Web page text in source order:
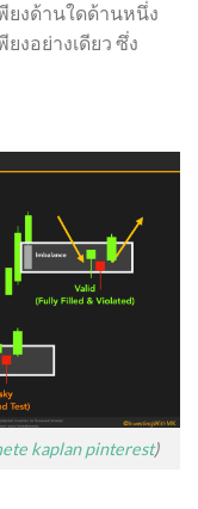
ยงด้านใดด้านหนึ่ง
ยงอย่างเดียว ซึ่ง
kaplan pinterest)